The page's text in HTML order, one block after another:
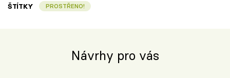
ŠTÍTKY PROSTŘENO!
Návrhy pro vás